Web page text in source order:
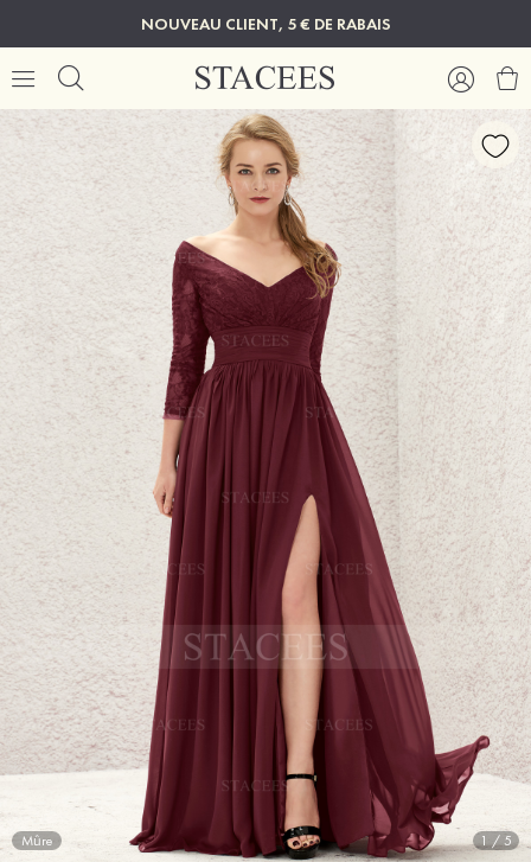
NOUVEAU CLIENT, 5 € DE RABAIS
Mûre 1 /5